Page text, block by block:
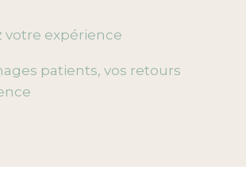
votre expérience
patients, vos retours